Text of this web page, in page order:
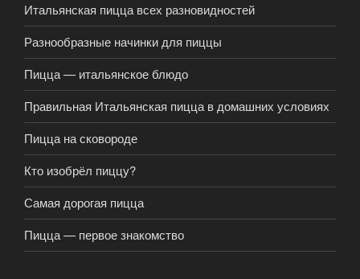
Итальянская пицца всех разновидностей
Разнообразные начинки для пиццы
Пицца — итальянское блюдо
Правильная Итальянская пицца в домашних условиях
Пицца на сковороде
Кто изобрёл пиццу?
Самая дорогая пицца
Пицца — первое знакомство